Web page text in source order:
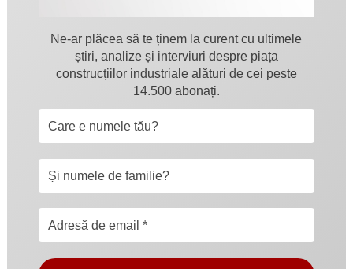
Ne-ar plăcea să te ținem la curent cu ultimele
știri, analize și interviuri despre piața
construcțiilor industriale alături de cei peste
14.500 abonați.